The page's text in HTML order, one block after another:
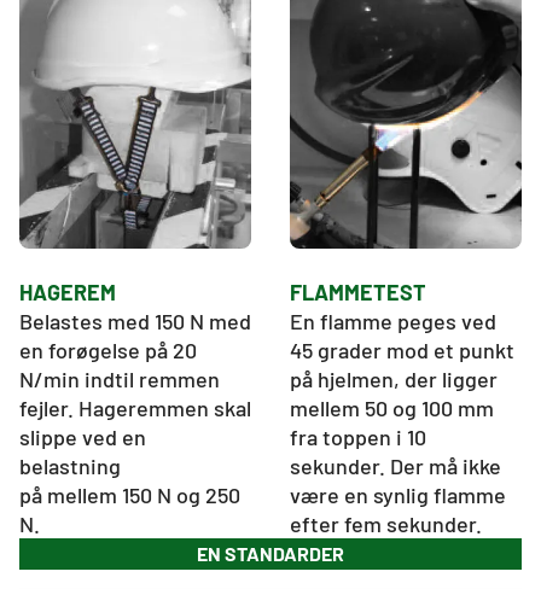
HAGEREM
Belastes med 150 N med
en forøgelse på 20
N/min indtil remmen
fejler. Hageremmen skal
slippe ved en
belastning
på mellem 150 N og 250
N.
FLAMMETEST
En flamme peges ved
45 grader mod et punkt
på hjelmen, der ligger
mellem 50 og 100 mm
fra toppen i 10
sekunder. Der må ikke
være en synlig flamme
efter fem sekunder.
EN STANDARDER